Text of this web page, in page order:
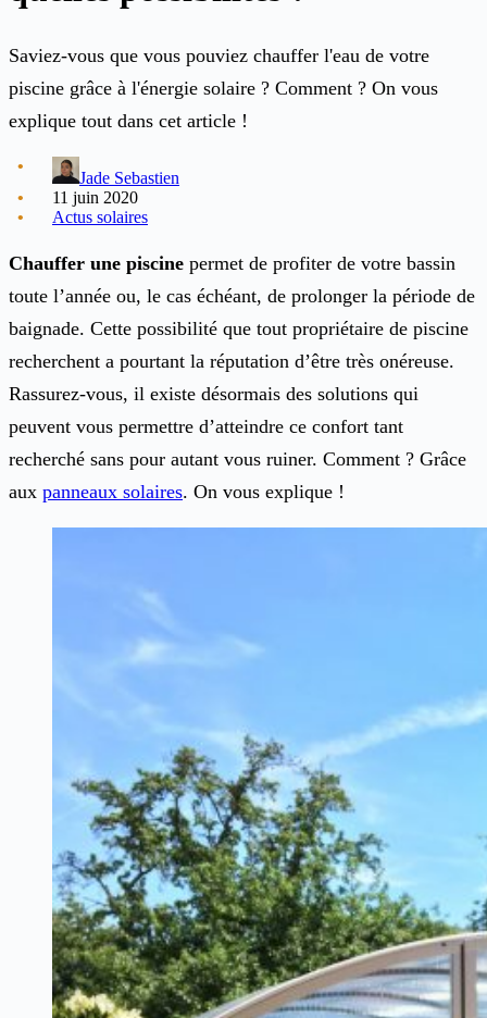
Saviez-vous que vous pouviez chauffer l'eau de votre
piscine grâce à l'énergie solaire ? Comment ? On vous
explique tout dans cet article !
Jade Sebastien
11 juin 2020
Actus solaires
Chauffer une piscine permet de profiter de votre bassin
toute l’année ou, le cas échéant, de prolonger la période de
baignade. Cette possibilité que tout propriétaire de piscine
recherchent a pourtant la réputation d’être très onéreuse.
Rassurez-vous, il existe désormais des solutions qui
peuvent vous permettre d’atteindre ce confort tant
recherché sans pour autant vous ruiner. Comment ? Grâce
aux panneaux solaires. On vous explique !